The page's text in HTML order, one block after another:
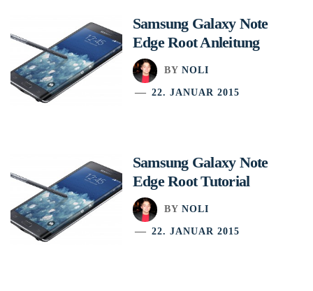
Samsung Galaxy Note
Edge Root Anleitung
BY NOLI
22. JANUAR 2015
Samsung Galaxy Note
Edge Root Tutorial
BY NOLI
22. JANUAR 2015